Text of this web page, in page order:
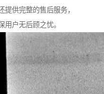
提供完整的售后服务，
户无后顾之忧。